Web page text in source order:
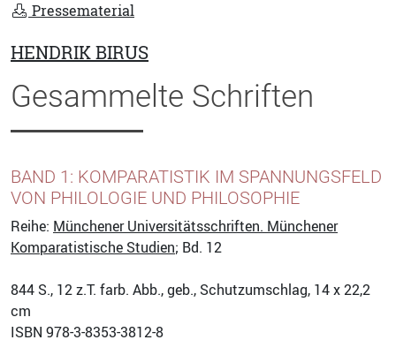
Pressematerial
HENDRIK BIRUS
Gesammelte Schriften
BAND 1: KOMPARATISTIK IM SPANNUNGSFELD
VON PHILOLOGIE UND PHILOSOPHIE
Reihe: Münchener Universitätsschriften. Münchener
Komparatistische Studien; Bd. 12
844 S., 12 z.T. farb. Abb., geb., Schutzumschlag, 14 x 22,2
cm
ISBN 978-3-8353-3812-8